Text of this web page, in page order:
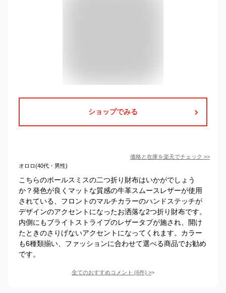
ショップでみる
価格と在庫を楽天でチェック >>
オロロ(40代・男性)
こちらのポールスミスの二つ折り財布はいかがでしょう
か？発色が良くマットな質感の牛革スムースレザーが使用
されている、フロントのマルチカラーのハンドステッチが
デザインのアクセントになったお洒落な2つ折り財布です。
内側にもブライトストライプのレザータブが施され、開け
たときのさりげないアクセントになってくれます。カラー
も6種類揃い、ファッションに合わせて選べる商品でお勧め
です。
全てのおすすめコメント (6件) >